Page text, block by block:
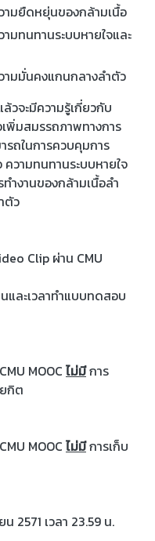
ามยืดหยุ่นของกล้ามเนื้อ
มทนทานระบบหายใจและ
ามมั่นคงแกนกลางลำตัว
วจะมีความรู้เกี่ยวกับ
พิ่มสมรรถภาพทางการ
รถในการควบคุมการ
วามทนทานระบบหายใจ
ำงานของกล้ามเนื้อลำ
ตัว
Clip ผ่าน CMU
และเวลาทำแบบทดสอบ
MOOC ไม่มีการ
กิต
MOOC ไม่มีการเก็บ
2571 เวลา 23.59 น.